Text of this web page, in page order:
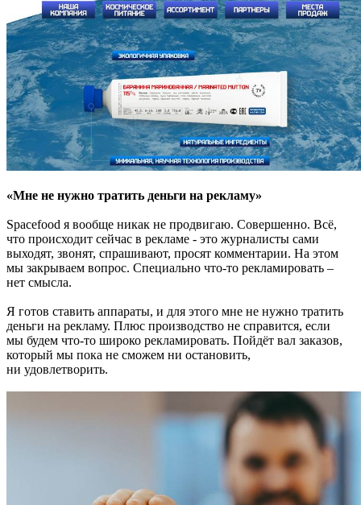
«Мне не нужно тратить деньги на рекламу»
Spacefood я вообще никак не продвигаю. Совершенно. Всё,
что происходит сейчас в рекламе - это журналисты сами
выходят, звонят, спрашивают, просят комментарии. На этом
мы закрываем вопрос. Специально что-то рекламировать –
нет смысла.
Я готов ставить аппараты, и для этого мне не нужно тратить
деньги на рекламу. Плюс производство не справится, если
мы будем что-то широко рекламировать. Пойдёт вал заказов,
который мы пока не сможем ни остановить,
ни удовлетворить.